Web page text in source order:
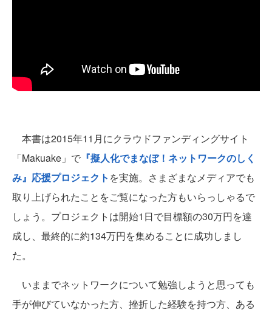
本書は2015年11月にクラウドファンディングサイト
「Makuake」で 『擬人化でまなぼ！ネットワークのしく
み』応援プロジェクト を実施。さまざまなメディアでも
取り上げられたことをご覧になった方もいらっしゃるで
しょう。プロジェクトは開始1日で目標額の30万円を達
成し、最終的に約134万円を集めることに成功しまし
た。
いままでネットワークについて勉強しようと思っても
手が伸びていなかった方、挫折した経験を持つ方、ある